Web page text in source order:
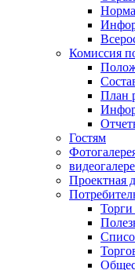
Комиссия
План
Гостям
Проектная